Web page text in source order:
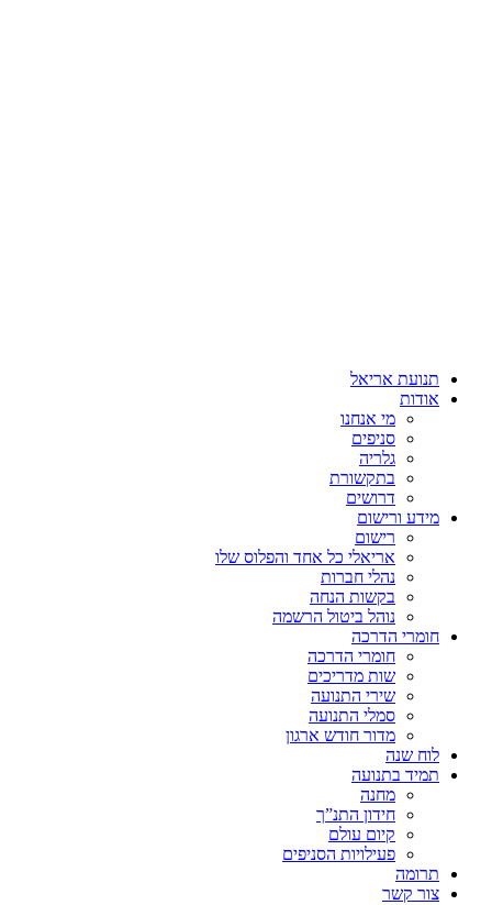
תנועת אריאל
אודות
מי אנחנו
סניפים
גלריה
בתקשורת
דרושים
מידע ורישום
רישום
אריאלי כל אחד והפלוס שלו
נהלי חברות
בקשות הנחה
נוהל ביטול הרשמה
חומרי הדרכה
חומרי הדרכה
שות מדריכים
שירי התנועה
סמלי התנועה
מדור חודש ארגון
לוח שנה
תמיד בתנועה
מחנה
חידון התנ”ך
קיום עולם
פעילויות הסניפים
תרומה
צור קשר